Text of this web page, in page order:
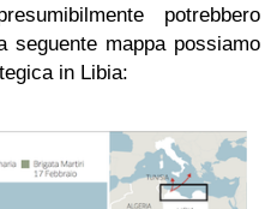
potrebbero
seguente mappa possiamo
in Libia: